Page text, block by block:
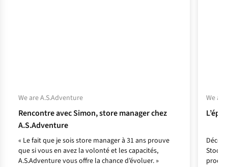
We are A.S.Adventure
Rencontre avec Simon, store manager chez
A.S.Adventure
« Le fait que je sois store manager à 31 ans prouve
que si vous en avez la volonté et les capacités,
A.S.Adventure vous offre la chance d’évoluer. »
We
Stock